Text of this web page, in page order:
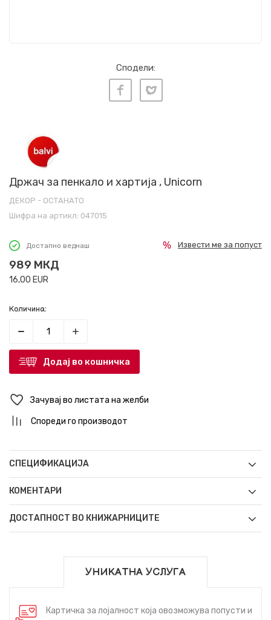
Сподели:
Држач за пенкало и хартија , Unicorn
ДЕКОР - ОСТАНАТО
Шифра на артикл: 047015
Достапно веднаш
989 МКД
16,00 EUR
Извести ме за попуст
Количина:
Додај во кошничка
Зачувај во листата на желби
Спореди го производот
СПЕЦИФИКАЦИЈА
КОМЕНТАРИ
ДОСТАПНОСТ ВО КНИЖАРНИЦИТЕ
УНИКАТНА УСЛУГА
Картичка за лојалност која овозможува попусти и